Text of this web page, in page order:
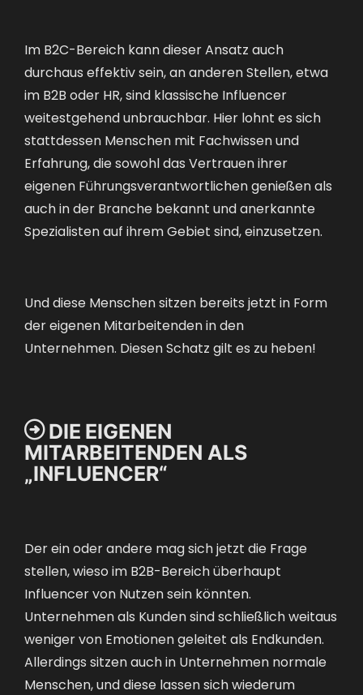
Im B2C-Bereich kann dieser Ansatz auch
durchaus effektiv sein, an anderen Stellen, etwa
im B2B oder HR, sind klassische Influencer
weitestgehend unbrauchbar. Hier lohnt es sich
stattdessen Menschen mit Fachwissen und
Erfahrung, die sowohl das Vertrauen ihrer
eigenen Führungsverantwortlichen genießen als
auch in der Branche bekannt und anerkannte
Spezialisten auf ihrem Gebiet sind, einzusetzen.
Und diese Menschen sitzen bereits jetzt in Form
der eigenen Mitarbeitenden in den
Unternehmen. Diesen Schatz gilt es zu heben!
 DIE EIGENEN
MITARBEITENDEN ALS
„INFLUENCER“
Der ein oder andere mag sich jetzt die Frage
stellen, wieso im B2B-Bereich überhaupt
Influencer von Nutzen sein könnten.
Unternehmen als Kunden sind schließlich weitaus
weniger von Emotionen geleitet als Endkunden.
Allerdings sitzen auch in Unternehmen normale
Menschen, und diese lassen sich wiederum